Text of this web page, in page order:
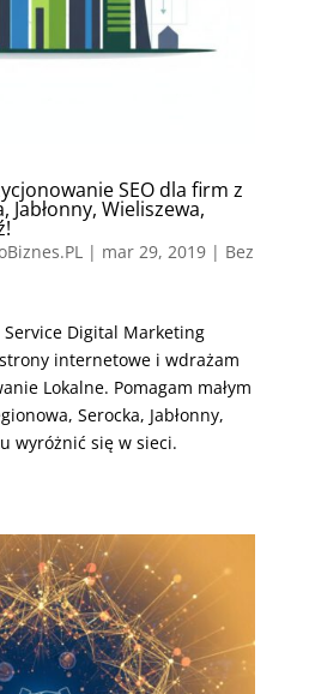
SEO dla firm z
Jabłonny, Wieliszewa,
| mar 29, 2019| Bez
Digital Marketing
internetowe i wdrażam
Lokalne. Pomagam małym
Serocka, Jabłonny,
wyróżnić się w sieci.